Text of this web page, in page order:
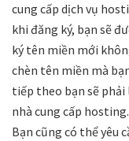
cung cấp dịch vụ
khi đăng ký, bạn sẽ
ký tên miền mới
chèn tên miền mà
tiếp theo bạn sẽ
nhà cung cấp
Bạn cũng có thể yêu